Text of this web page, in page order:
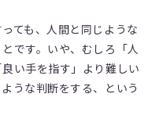
ても、人間と同じような
です。いや、むしろ「人
い手を指す」より難しい
うな判断をする、という